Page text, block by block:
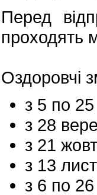
Перед
проходять
Оздоровчі
з 5 по
з 28
з 21
з 13
з 6 по